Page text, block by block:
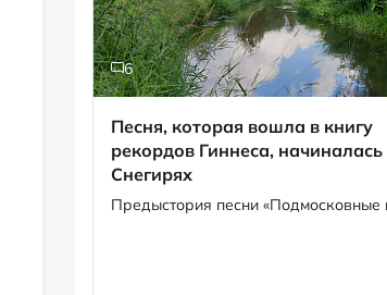
6
Песня, которая вошла в книгу
рекордов Гиннеса, начиналась в
Снегирях
Предыстория песни «Подмосковные